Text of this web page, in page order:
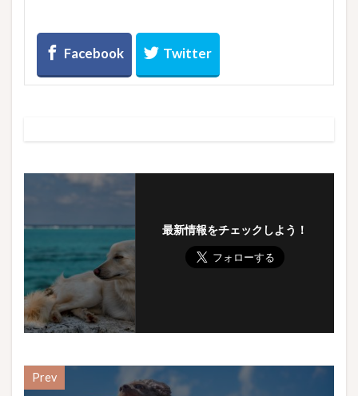
e
b
o
to
d
o
ai
最新情報をチェックしよう！
Prev